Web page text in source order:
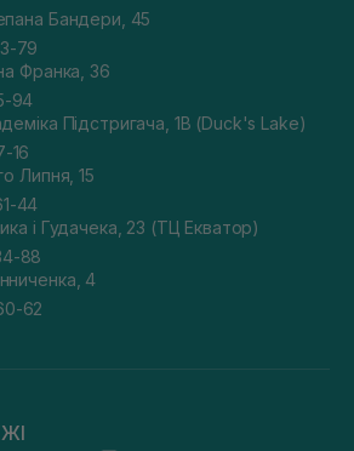
Бандери, 45
79
Франка, 36
94
Підстригача, 1В (Duck's Lake)
16
Липня, 15
44
і Гудачека, 23 (ТЦ Екватор)
88
4
62